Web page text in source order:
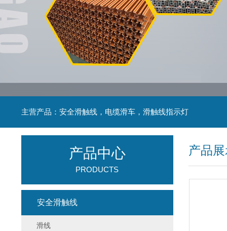
主营产品：安全滑触线，电缆滑车，滑触线指示灯
产品
产品中心
PRODUCTS
安全滑触线
滑线